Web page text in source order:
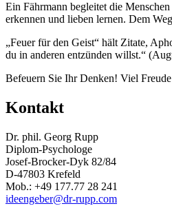
Ein Fährmann begleitet die
erkennen und lieben lernen. Dem
„Feuer für den Geist“ hält Zitate,
du in anderen entzünden willst.“
Befeuern Sie Ihr Denken! Viel
Kontakt
Dr. phil. Georg Rupp
Diplom-Psychologe
Josef-Brocker-Dyk 82/84
D-47803 Krefeld
Mob.: +49 177.77 28 241
ideengeber@dr-rupp.com